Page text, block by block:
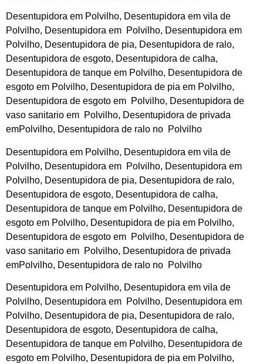
Desentupidora em Polvilho, Desentupidora em vila de
Polvilho, Desentupidora em Polvilho, Desentupidora em
Polvilho, Desentupidora de pia, Desentupidora de ralo,
Desentupidora de esgoto, Desentupidora de calha,
Desentupidora de tanque em Polvilho, Desentupidora de
esgoto em Polvilho, Desentupidora de pia em Polvilho,
Desentupidora de esgoto em Polvilho, Desentupidora de
vaso sanitario em Polvilho, Desentupidora de privada
emPolvilho, Desentupidora de ralo no Polvilho
Desentupidora em Polvilho, Desentupidora em vila de
Polvilho, Desentupidora em Polvilho, Desentupidora em
Polvilho, Desentupidora de pia, Desentupidora de ralo,
Desentupidora de esgoto, Desentupidora de calha,
Desentupidora de tanque em Polvilho, Desentupidora de
esgoto em Polvilho, Desentupidora de pia em Polvilho,
Desentupidora de esgoto em Polvilho, Desentupidora de
vaso sanitario em Polvilho, Desentupidora de privada
emPolvilho, Desentupidora de ralo no Polvilho
Desentupidora em Polvilho, Desentupidora em vila de
Polvilho, Desentupidora em Polvilho, Desentupidora em
Polvilho, Desentupidora de pia, Desentupidora de ralo,
Desentupidora de esgoto, Desentupidora de calha,
Desentupidora de tanque em Polvilho, Desentupidora de
esgoto em Polvilho, Desentupidora de pia em Polvilho,